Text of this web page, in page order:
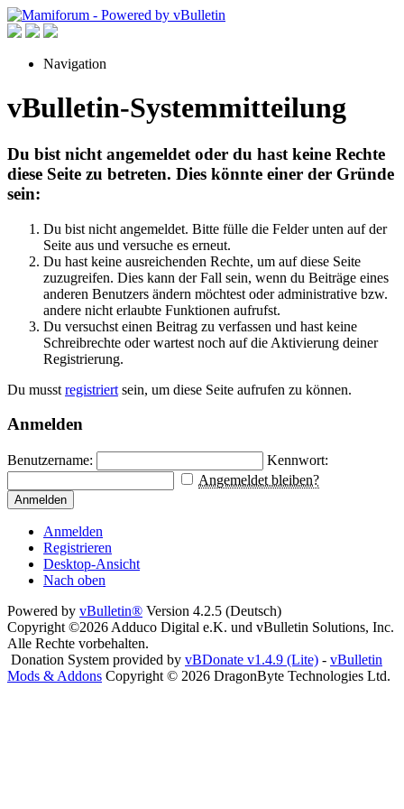
Navigation
vBulletin-Systemmitteilung
Du bist nicht angemeldet oder du hast keine Rechte
diese Seite zu betreten. Dies könnte einer der Gründe
sein:
Du bist nicht angemeldet. Bitte fülle die Felder unten auf der
Seite aus und versuche es erneut.
Du hast keine ausreichenden Rechte, um auf diese Seite
zuzugreifen. Dies kann der Fall sein, wenn du Beiträge eines
anderen Benutzers ändern möchtest oder administrative bzw.
andere nicht erlaubte Funktionen aufrufst.
Du versuchst einen Beitrag zu verfassen und hast keine
Schreibrechte oder wartest noch auf die Aktivierung deiner
Registrierung.
Du musst registriert sein, um diese Seite aufrufen zu können.
Anmelden
Benutzername:
Kennwort:
Angemeldet bleiben?
Anmelden
Anmelden
Registrieren
Desktop-Ansicht
Nach oben
Powered by vBulletin® Version 4.2.5 (Deutsch)
Copyright ©2026 Adduco Digital e.K. und vBulletin Solutions, Inc.
Alle Rechte vorbehalten.
Donation System provided by vBDonate v1.4.9 (Lite) - vBulletin
Mods & Addons Copyright © 2026 DragonByte Technologies Ltd.